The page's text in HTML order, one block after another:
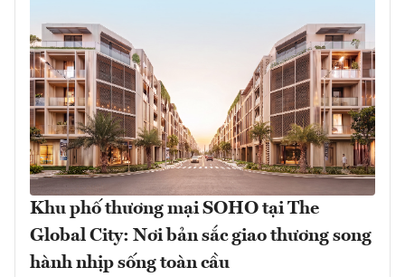
Khu phố thương mại SOHO tại The
Global City: Nơi bản sắc giao thương song
hành nhịp sống toàn cầu